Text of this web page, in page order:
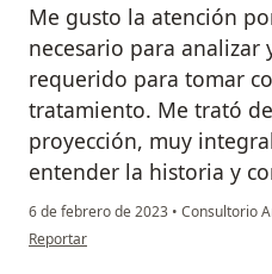
Me gusto la atención
necesario para analizar
requerido para tomar
tratamiento. Me trató
proyección, muy
entender la historia y
6 de febrero de 2023 • Consultorio
en opinión del usuario John Fredy
Reportar